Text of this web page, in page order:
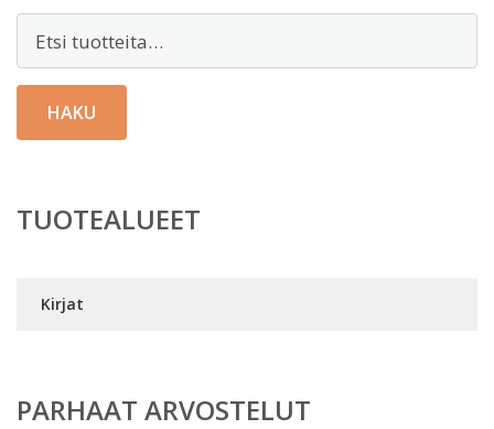
HAKU
TUOTEALUEET
Kirjat
PARHAAT ARVOSTELUT